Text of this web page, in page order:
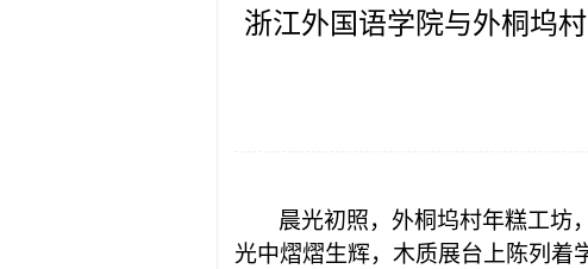
浙江外国语学院与外桐坞
晨光初照，外桐坞村年糕工坊
光中熠熠生辉，木质展台上陈列着